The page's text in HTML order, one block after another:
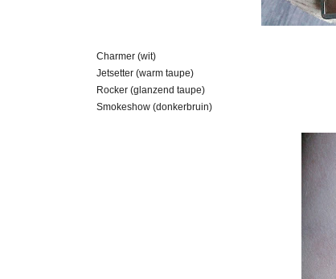
Charmer (wit)
Jetsetter (warm taupe)
Rocker (glanzend taupe)
Smokeshow (donkerbruin)